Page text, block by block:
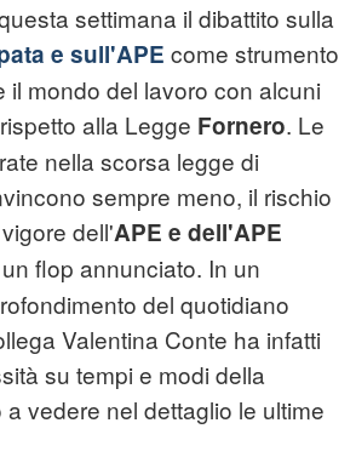
settimana il dibattito sulla
e sull'APE come strumento
il mondo del lavoro con alcuni
rispetto alla Legge Fornero. Le
nella scorsa legge di
sempre meno, il rischio
dell'APE e dell'APE
flop annunciato. In un
del quotidiano
Valentina Conte ha infatti
su tempi e modi della
vedere nel dettaglio le ultime